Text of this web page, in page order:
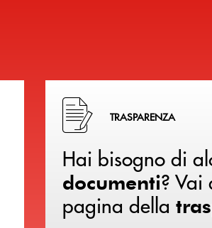
Hai bisogno di alcuni
TRASPARENZA
Hai bisogno di
documenti? Vai
pagina della